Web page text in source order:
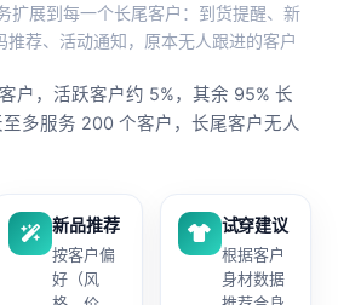
扩展到每一个长尾客户：到货提醒、新
推荐、活动通知，原本无人跟进的客户
户，活跃客户约 5%，其余 95% 长
多服务 200 个客户，长尾客户无人
新品推荐
按客户偏
好（风
试穿建议
根据客户
身材数据